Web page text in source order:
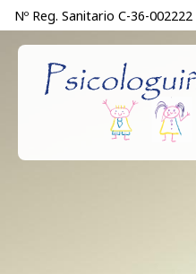
Nº Reg. Sanitario C-36-002222